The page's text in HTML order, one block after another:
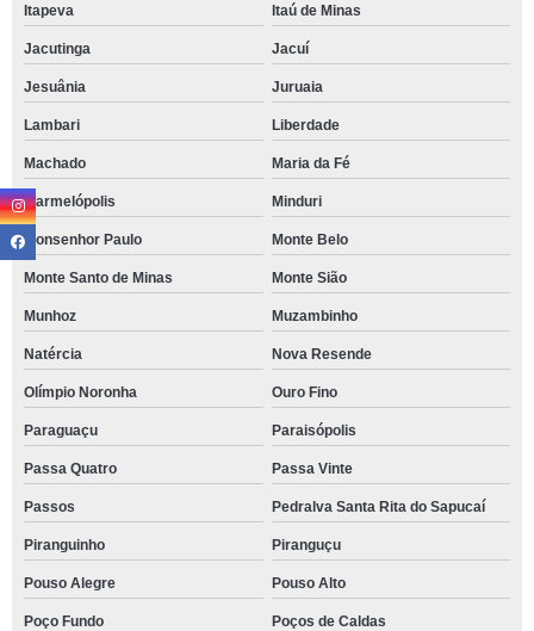
Itapeva Itaú de Minas
Jacutinga Jacuí
Jesuânia Juruaia
Lambari Liberdade
Machado Maria da Fé
Marmelópolis Minduri
Monsenhor Paulo Monte Belo
Monte Santo de Minas Monte Sião
Munhoz Muzambinho
Natércia Nova Resende
Olímpio Noronha Ouro Fino
Paraguaçu Paraisópolis
Passa Quatro Passa Vinte
Passos Pedralva Santa Rita do Sapucaí
Piranguinho Piranguçu
Pouso Alegre Pouso Alto
Poço Fundo Poços de Caldas